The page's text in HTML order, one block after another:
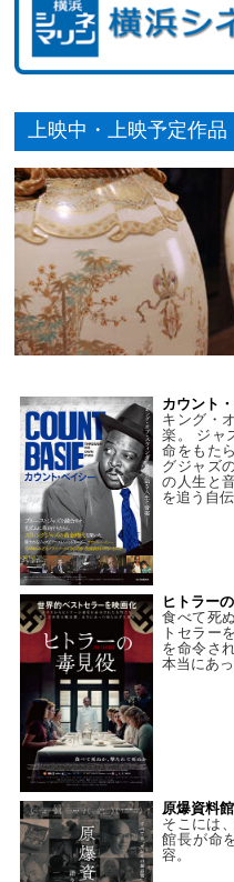
上映中・上映予定作品
カウント
キング・
楽。 ジャ
命をもた
グジャズ
の人生と
を追う自
ヒトラー
食べて死
トセラー
を命令さ
本当にあ
原爆資料
そこには
館長が命
容。